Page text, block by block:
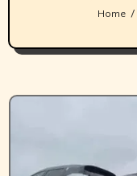
Home